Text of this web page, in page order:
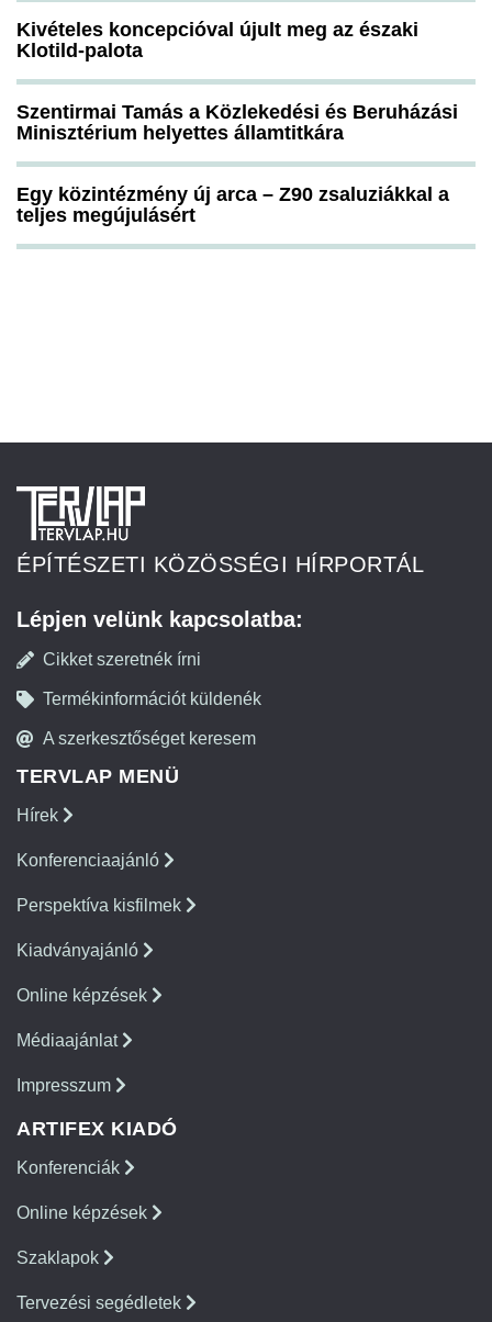
Kivételes koncepcióval újult meg az északi
Klotild-palota
Szentirmai Tamás a Közlekedési és Beruházási
Minisztérium helyettes államtitkára
Egy közintézmény új arca – Z90 zsaluziákkal a
teljes megújulásért
ÉPÍTÉSZETI KÖZÖSSÉGI HÍRPORTÁL
Lépjen velünk kapcsolatba:
Cikket szeretnék írni
Termékinformációt küldenék
A szerkesztőséget keresem
TERVLAP MENÜ
Hírek
Konferenciaajánló
Perspektíva kisfilmek
Kiadványajánló
Online képzések
Médiaajánlat
Impresszum
ARTIFEX KIADÓ
Konferenciák
Online képzések
Szaklapok
Tervezési segédletek